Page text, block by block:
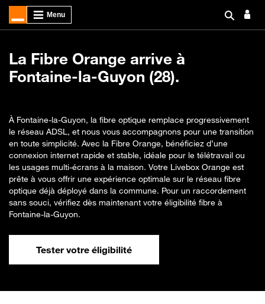
La Fibre Orange arrive à
Fontaine-la-Guyon (28).
À Fontaine-la-Guyon, la fibre optique remplace progressivement
le réseau ADSL, et nous vous accompagnons pour une transition
en toute simplicité. Avec la Fibre Orange, bénéficiez d’une
connexion internet rapide et stable, idéale pour le télétravail ou
les usages multi-écrans à la maison. Votre Livebox Orange est
prête à vous offrir une expérience optimale sur le réseau fibre
optique déjà déployé dans la commune. Pour un raccordement
sans souci, vérifiez dès maintenant votre éligibilité fibre à
Fontaine-la-Guyon.
Tester votre éligibilité